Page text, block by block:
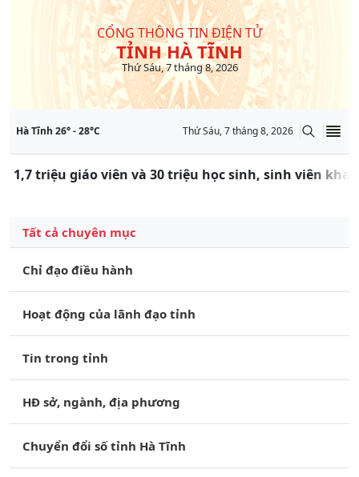
CỔNG THÔNG TIN ĐIỆN TỬ
TỈNH HÀ TĨNH
Thứ Sáu, 7 tháng 8, 2026
Hà Tĩnh 26° -28°C Thứ Sáu, 7 tháng 8, 2026
1,7 triệu giáo viên và 30 triệu học sinh, sinh viên khai
Tất cả chuyên mục
Chỉ đạo điều hành
Hoạt động của lãnh đạo tỉnh
Tin trong tỉnh
HĐ sở, ngành, địa phương
Chuyển đổi số tỉnh Hà Tĩnh